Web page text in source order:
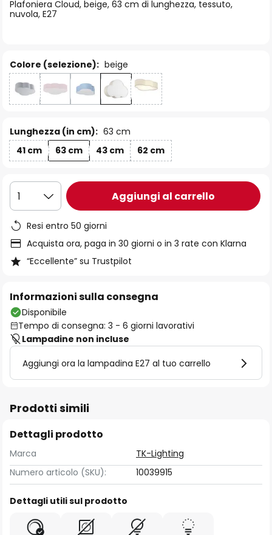
immagini
Plafoniera Cloud, beige, 63 cm di lunghezza, tessuto,
nuvola, E27
Colore (selezione): beige
Lunghezza (in cm): 63 cm
41 cm
63 cm 43 cm 62 cm
1 Aggiungi al carrello
Resi entro 50 giorni
Acquista ora, paga in 30 giorni o in 3 rate con Klarna
“Eccellente” su Trustpilot
Informazioni sulla consegna
Disponibile
Tempo di consegna: 3 - 6 giorni lavorativi
Lampadine non incluse
Aggiungi ora la lampadina E27 al tuo carrello
Prodotti simili
Dettagli prodotto
Marca
TK-Lighting
Numero articolo (SKU):
10039915
Dettagli utili sul prodotto